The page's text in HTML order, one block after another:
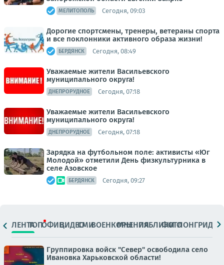
МЕЛИТОПОЛЬ Сегодня, 09:03
Дорогие спортсмены, тренеры, ветераны спорта
и все поклонники активного образа жизни!
БЕРДЯНСК Сегодня, 08:49
Уважаемые жители Васильевского
муниципального округа!
ДНЕПРОРУДНОЕ Сегодня, 07:18
Уважаемые жители Васильевского
муниципального округа!
ДНЕПРОРУДНОЕ Сегодня, 07:18
Зарядка на футбольном поле: активисты «Юг
Молодой» отметили День физкультурника в
селе Азовское
БЕРДЯНСК Сегодня, 09:27
ЛЕНТАТОПОФИЦ.ВИДЕОСМИВОЕНКОРЫМНЕНИЯПАБЛИКИ
ФОТОЛОНГРИДЫ
Группировка войск "Север" освободила село
Ивановка Харьковской области!